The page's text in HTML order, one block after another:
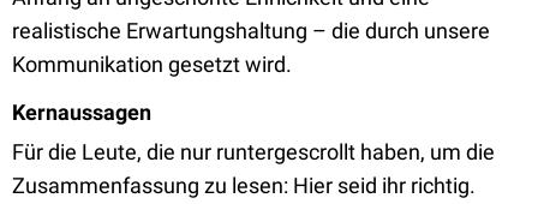
realistische Erwartungshaltung – die durch unsere
Kommunikation gesetzt wird.
Kernaussagen
Für die Leute, die nur runtergescrollt haben, um die
Zusammenfassung zu lesen: Hier seid ihr richtig.